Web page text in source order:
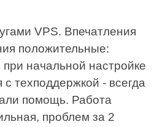
VPS. Впечатления
положительные:
начальной настройке
техподдержкой - всегда
помощь. Работа
проблем за 2